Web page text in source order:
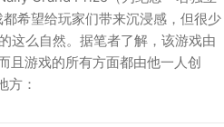
希望给玩家们带来沉浸感，但很少
这么自然。据笔者了解，该游戏由
游戏的所有方面都由他一人创
方：